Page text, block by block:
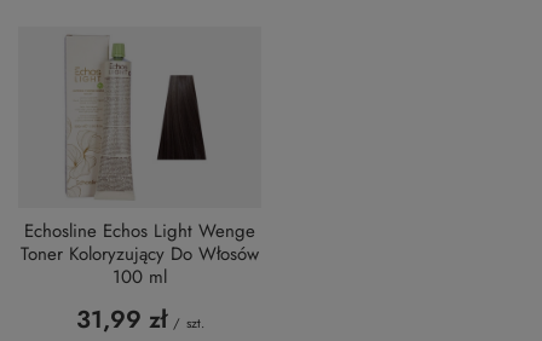
Echosline Echos Light Wenge
Toner Koloryzujący Do Włosów
100 ml
31,99 zł / szt.